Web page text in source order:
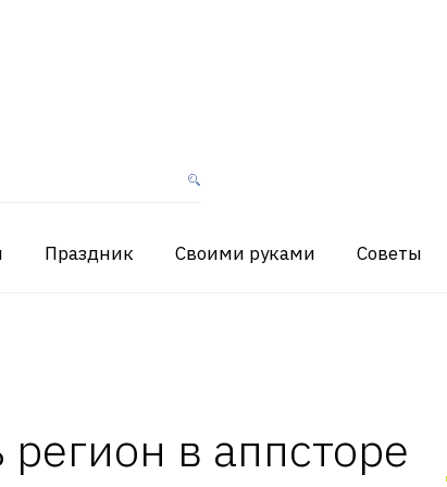
Праздник Своими руками Советы
в аппсторе